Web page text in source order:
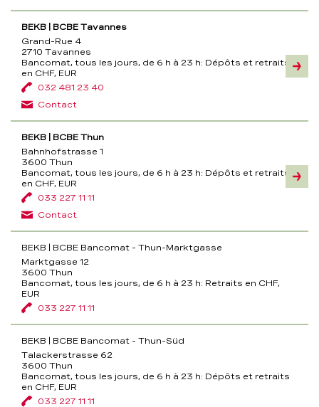
BEKB | BCBE Tavannes
Grand-Rue 4
2710 Tavannes
Bancomat, tous les jours, de 6 h à 23 h: Dépôts et retraits
en CHF, EUR
032 481 23 40
Contact
BEKB | BCBE Thun
Bahnhofstrasse 1
3600 Thun
Bancomat, tous les jours, de 6 h à 23 h: Dépôts et retraits
en CHF, EUR
033 227 11 11
Contact
BEKB | BCBE Bancomat - Thun-Marktgasse
Marktgasse 12
3600 Thun
Bancomat, tous les jours, de 6 h à 23 h: Retraits en CHF,
EUR
033 227 11 11
BEKB | BCBE Bancomat - Thun-Süd
Talackerstrasse 62
3600 Thun
Bancomat, tous les jours, de 6 h à 23 h: Dépôts et retraits
en CHF, EUR
033 227 11 11